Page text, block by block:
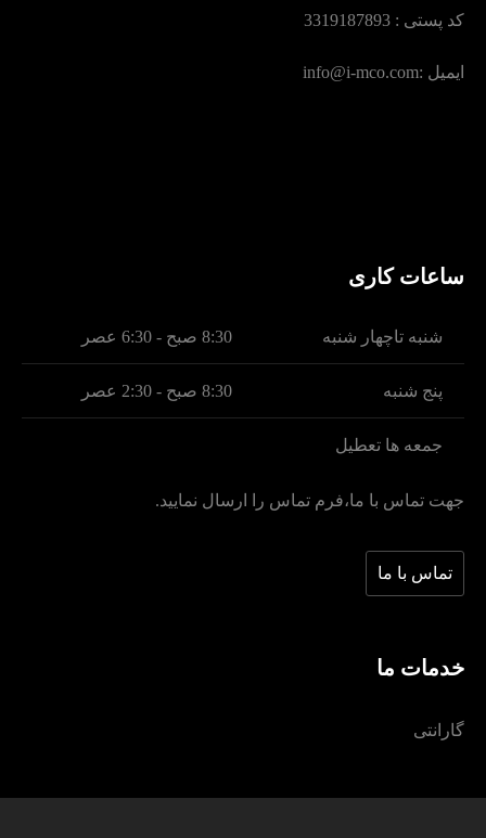
کد پستی : 3319187893
ایمیل :‌info@i-mco.com
ساعات کاری
شنبه تاچهار شنبه 8:30 صبح - 6:30 عصر
پنج شنبه 8:30 صبح - 2:30 عصر
جمعه ها تعطیل
جهت تماس با ما،فرم تماس را ارسال نمایید.
تماس با ما
خدمات ما
گارانتی